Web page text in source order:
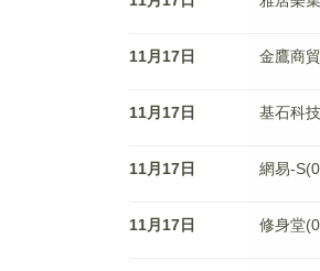
11月17日 金鷹商
11月17日 基石科
11月17日 網易-
11月17日 修身堂